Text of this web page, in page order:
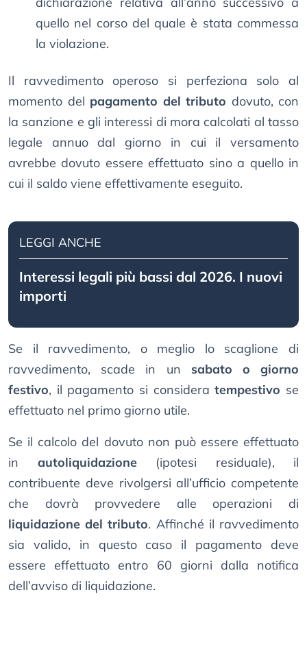
quello nel corso del quale è stata commessa
la violazione.
Il ravvedimento operoso si perfeziona solo al
momento del pagamento del tributo dovuto, con
la sanzione e gli interessi di mora calcolati al tasso
legale annuo dal giorno in cui il versamento
avrebbe dovuto essere effettuato sino a quello in
cui il saldo viene effettivamente eseguito.
LEGGI ANCHE
Interessi legali più bassi dal 2026. I nuovi
importi
Se il ravvedimento, o meglio lo scaglione di
ravvedimento, scade in un sabato o giorno
festivo, il pagamento si consideratempestivo se
effettuato nel primo giorno utile.
Se il calcolo del dovuto non può essere effettuato
in autoliquidazione(ipotesi residuale), il
contribuente deve rivolgersi all’ufficio competente
che dovrà provvedere alle operazioni di
liquidazione del tributo. Affinché il ravvedimento
sia valido, in questo caso il pagamento deve
essere effettuato entro 60 giorni dalla notifica
dell’avviso di liquidazione.